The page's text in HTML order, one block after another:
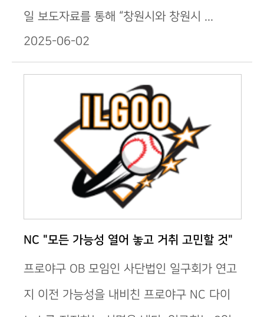
일 보도자료를 통해 “창원시와 창원시 ...
2025-06-02
NC "모든 가능성 열어 놓고 거취 고민할 것"
프로야구 OB 모임인 사단법인 일구회가 연고
지 이전 가능성을 내비친 프로야구 NC 다이